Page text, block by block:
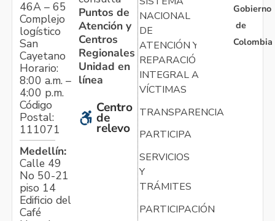
46A – 65
Complejo
logístico
San
Cayetano
Horario:
8:00 a.m. –
4:00 p.m.
Código
Postal:
111071
Medellín:
Calle 49
No 50-21
piso 14
Edificio del
Café
Puntos de
Atención y
Centros
Regionales
Unidad en
línea
Centro
de
relevo
NACIONAL
DE
ATENCIÓN Y
REPARACIÓN
INTEGRAL A
VÍCTIMAS
TRANSPARENCIA
PARTICIPA
SERVICIOS
Y
TRÁMITES
PARTICIPACIÓN
Gobierno
de
Colombia